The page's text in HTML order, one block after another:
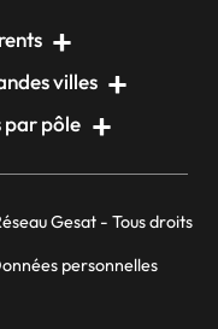
villes
par pôle
Gesat - Tous droits
personnelles